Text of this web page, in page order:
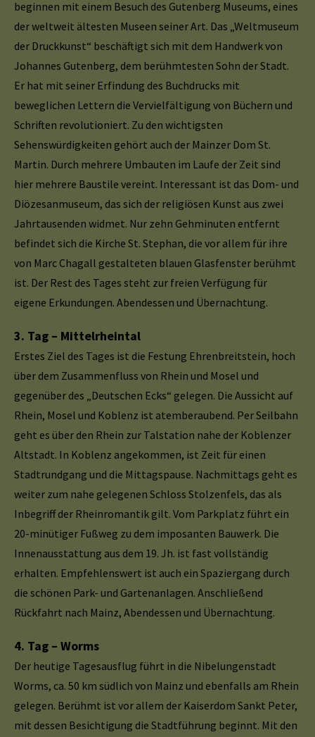
beginnen mit einem Besuch des Gutenberg Museums, eines
der weltweit ältesten Museen seiner Art. Das „Weltmuseum
der Druckkunst“ beschäftigt sich mit dem Handwerk von
Johannes Gutenberg, dem berühmtesten Sohn der Stadt.
Er hat mit seiner Erfindung des Buchdrucks mit
beweglichen Lettern die Vervielfältigung von Büchern und
Schriften revolutioniert. Zu den wichtigsten
Sehenswürdigkeiten gehört auch der Mainzer Dom St.
Martin. Durch mehrere Umbauten im Laufe der Zeit sind
hier mehrere Baustile vereint. Interessant ist das Dom- und
Diözesanmuseum, das sich der religiösen Kunst aus zwei
Jahrtausenden widmet. Nur zehn Gehminuten entfernt
befindet sich die Kirche St. Stephan, die vor allem für ihre
von Marc Chagall gestalteten blauen Glasfenster berühmt
ist. Der Rest des Tages steht zur freien Verfügung für
eigene Erkundungen. Abendessen und Übernachtung.
3. Tag – Mittelrheintal
Erstes Ziel des Tages ist die Festung Ehrenbreitstein, hoch
über dem Zusammenfluss von Rhein und Mosel und
gegenüber des „Deutschen Ecks“ gelegen. Die Aussicht auf
Rhein, Mosel und Koblenz ist atemberaubend. Per Seilbahn
geht es über den Rhein zur Talstation nahe der Koblenzer
Altstadt. In Koblenz angekommen, ist Zeit für einen
Stadtrundgang und die Mittagspause. Nachmittags geht es
weiter zum nahe gelegenen Schloss Stolzenfels, das als
Inbegriff der Rheinromantik gilt. Vom Parkplatz führt ein
20-minütiger Fußweg zu dem imposanten Bauwerk. Die
Innenausstattung aus dem 19. Jh. ist fast vollständig
erhalten. Empfehlenswert ist auch ein Spaziergang durch
die schönen Park- und Gartenanlagen. Anschließend
Rückfahrt nach Mainz, Abendessen und Übernachtung.
4. Tag – Worms
Der heutige Tagesausflug führt in die Nibelungenstadt
Worms, ca. 50 km südlich von Mainz und ebenfalls am Rhein
gelegen. Berühmt ist vor allem der Kaiserdom Sankt Peter,
mit dessen Besichtigung die Stadtführung beginnt. Mit den